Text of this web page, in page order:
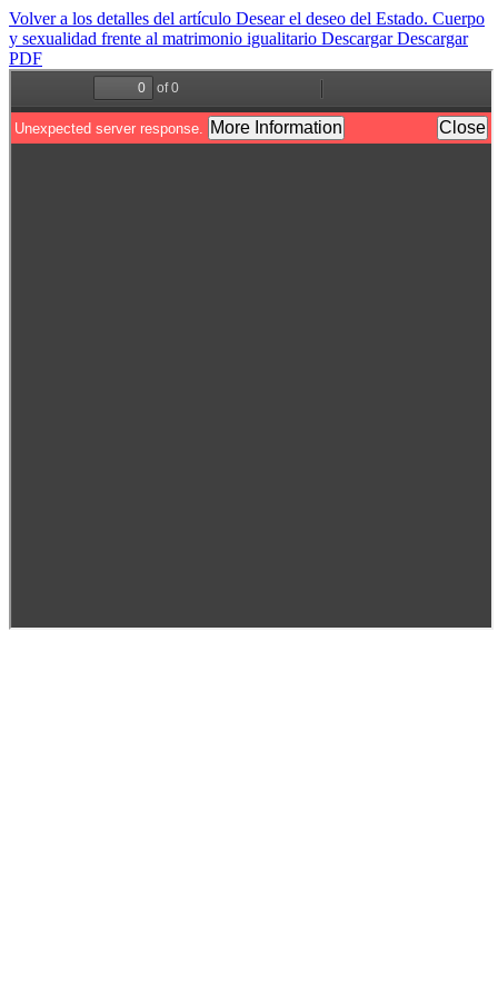
Volver a los detalles del artículo Desear el deseo del Estado. Cuerpo
y sexualidad frente al matrimonio igualitario DescargarDescargar
PDF